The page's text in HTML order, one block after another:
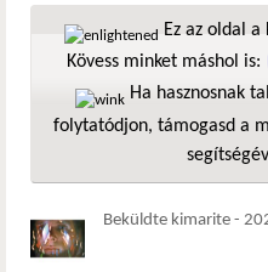
Ez az oldal a
Kövess minket máshol is:
Ha hasznosnak
folytatódjon, támogasd a
Beküldte kimarite -